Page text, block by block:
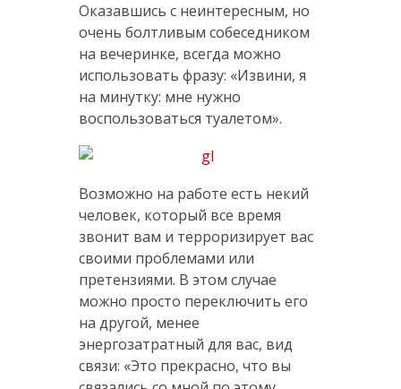
Оказавшись с неинтересным, но
очень болтливым собеседником
на вечеринке, всегда можно
использовать фразу: «Извини, я
на минутку: мне нужно
воспользоваться туалетом».
Возможно на работе есть некий
человек, который все время
звонит вам и терроризирует вас
своими проблемами или
претензиями. В этом случае
можно просто переключить его
на другой, менее
энергозатратный для вас, вид
связи: «Это прекрасно, что вы